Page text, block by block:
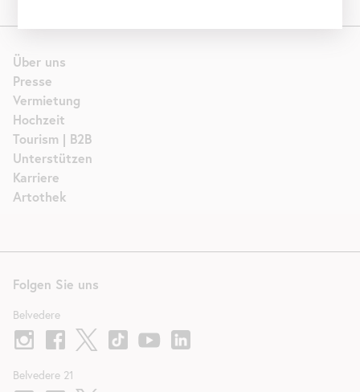
Über uns
Presse
Vermietung
Hochzeit
Tourism | B2B
Unterstützen
Karriere
Artothek
Folgen Sie uns
Belvedere
Belvedere 21